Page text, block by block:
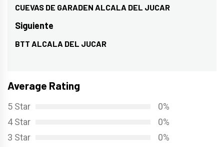
de
entradas
Entrada
anterior:
CUEVAS DE GARADEN ALCALA DEL JUCAR
Siguiente
Entrada
BTT ALCALA DEL JUCAR
Average Rating
5 Star
0%
4 Star
0%
3 Star
0%